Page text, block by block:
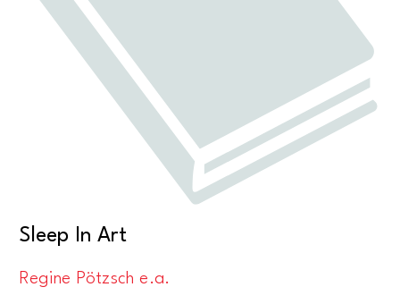
Sleep In Art
Regine Pötzsch e.a.